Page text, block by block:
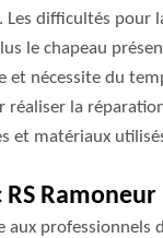
Les difficultés pour
le chapeau
et nécessite du
réaliser la
et matériaux
Ramoneur
aux professionnels